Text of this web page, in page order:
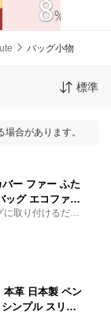
バッグ小物
標準
合があります。
バー ファー ふた
ッグ エコファー
小物 アクセサリ
ゃれ 可愛い レ
に取り付けるだけ
に大変身！紐で
カドバッグやマ
本革 日本製 ペン
ンプル スリム